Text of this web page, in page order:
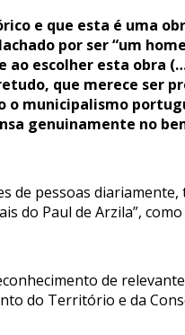
e que esta é uma
por ser “um
ao escolher esta obra
que merece ser
municipalismo
genuinamente no
de pessoas
do Paul de Arzila”,
de
do Território e da